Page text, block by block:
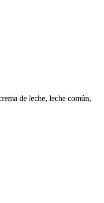
de leche, leche común,